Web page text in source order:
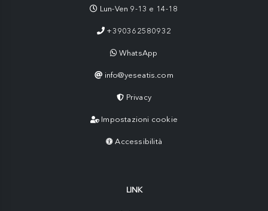
Lun-Ven 9-13 e 14-18
+390362580932
WhatsApp
info@yeseatis.com
Privacy
Impostazioni cookie
Accessibilità
LINK